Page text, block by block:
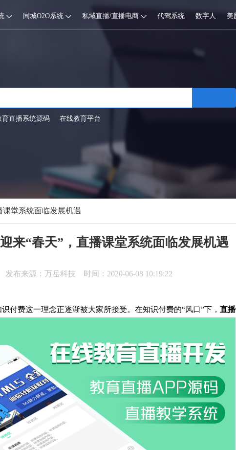
同城O2O系统 私域直播/直播电商 代驾系统 数字人 美
育直播系统源码 在线教育平台
课堂系统面临发展机遇
来“春天”，直播课堂系统面临发展机遇
发布来源：万岳科技 时间：2020-06-08 10:19:22
付费这一理念正逐渐被大家所接受。在知识付费的“风口”下， 直